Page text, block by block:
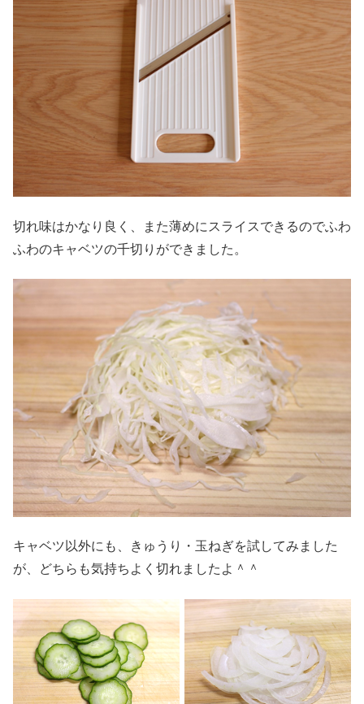
切れ味はかなり良く、また薄めにスライスできるのでふわ
ふわのキャベツの千切りができました。
キャベツ以外にも、きゅうり・玉ねぎを試してみました
が、どちらも気持ちよく切れましたよ＾＾